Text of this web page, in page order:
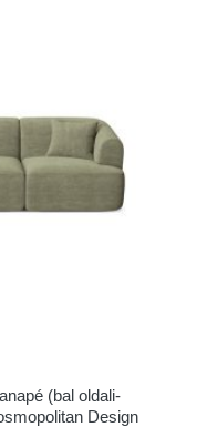
(bal oldali-
Design